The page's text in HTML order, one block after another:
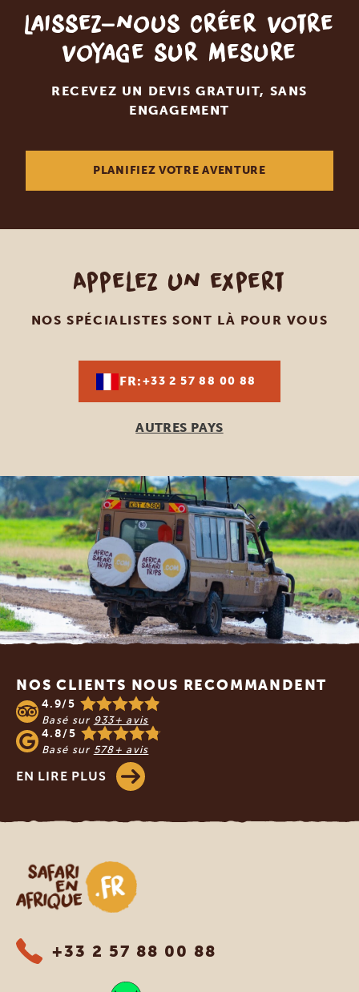
Laissez-nous créer votre
voyage sur mesure
RECEVEZ UN DEVIS GRATUIT, SANS
ENGAGEMENT
PLANIFIEZ VOTRE AVENTURE
Appelez un expert
NOS SPÉCIALISTES SONT LÀ POUR VOUS
FR:+33 2 57 88 00 88
AUTRES PAYS
NOS CLIENTS NOUS RECOMMANDENT
4.9/5
Basé sur 933+ avis
4.8/5
Basé sur 578+ avis
EN LIRE PLUS
Safari en Afrique
+33 2 57 88 00 88